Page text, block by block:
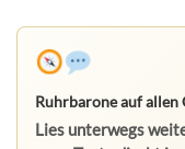
Ruhrbarone auf allen
Lies unterwegs